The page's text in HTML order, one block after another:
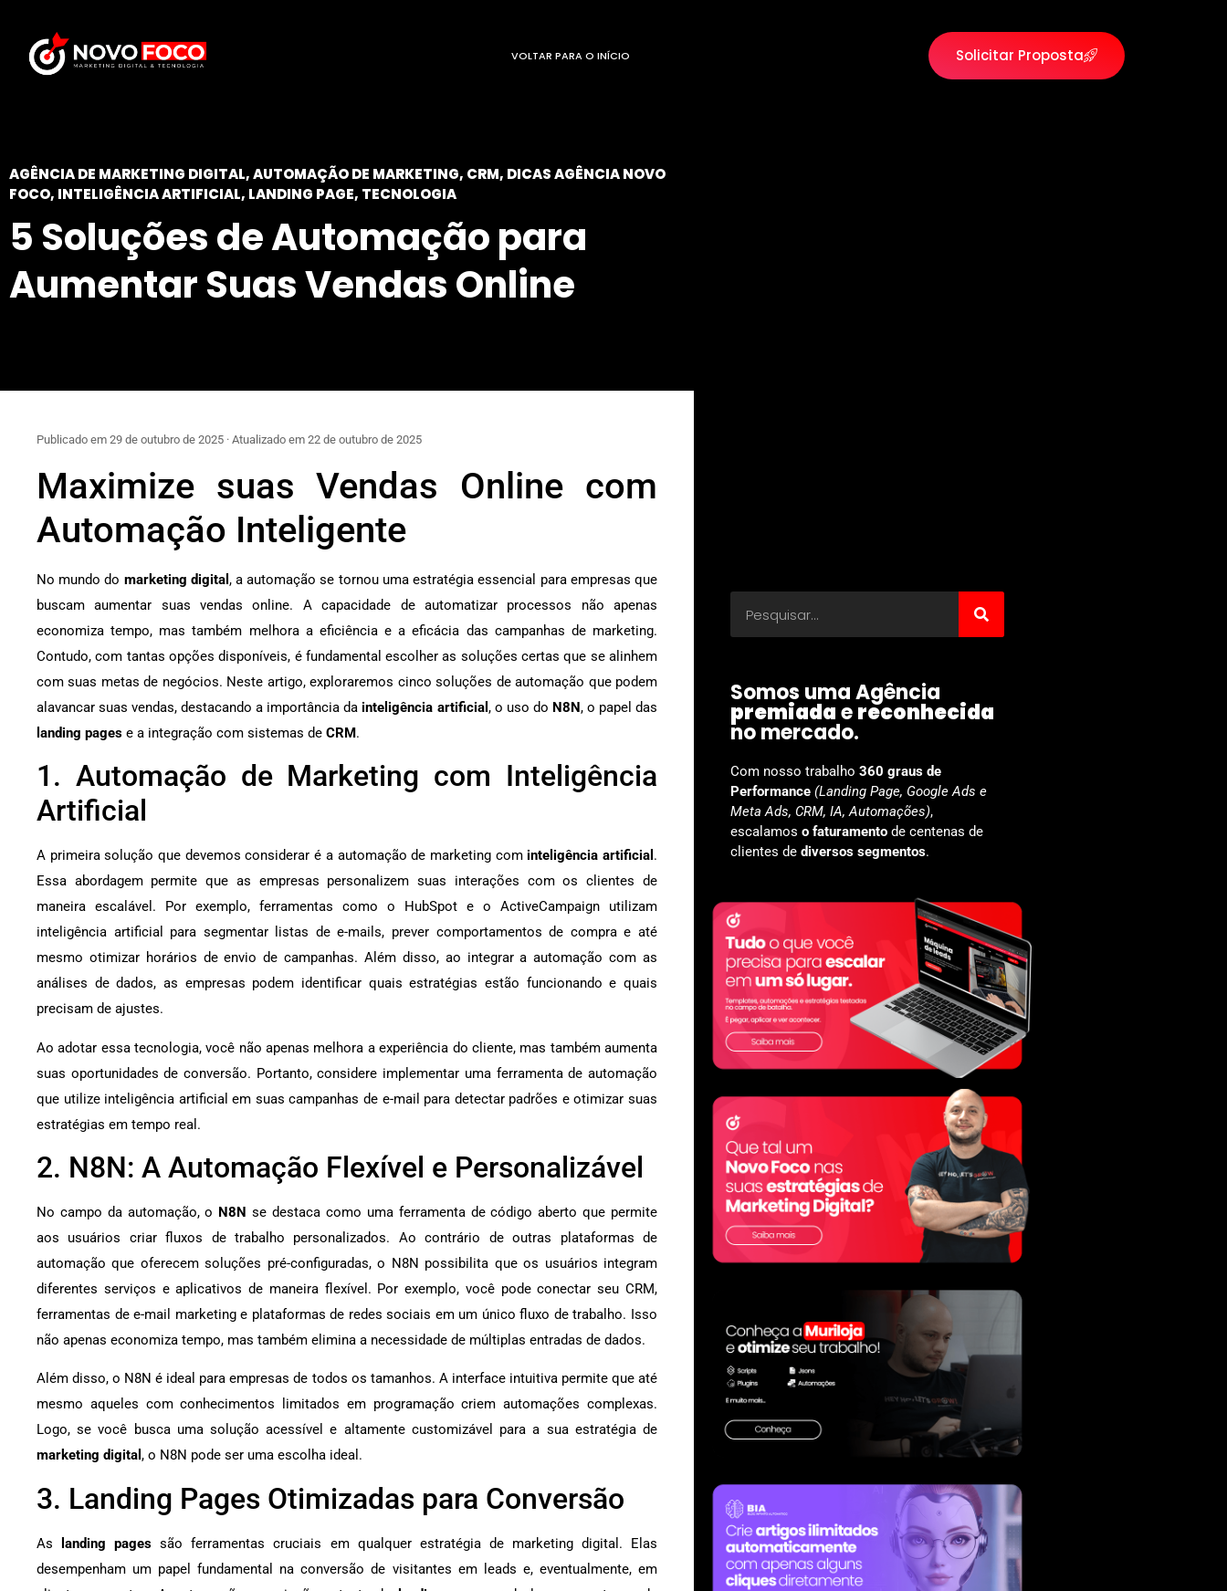
VOLTAR PARA O INÍCIO Solicitar Proposta
AGÊNCIA DE MARKETING DIGITAL,AUTOMAÇÃO DE MARKETING, CRM, DICAS AGÊNCIA NOVO
FOCO, INTELIGÊNCIA ARTIFICIAL, LANDING PAGE, TECNOLOGIA
5 Soluções de Automação para
Aumentar Suas Vendas Online
Publicado em 29 de outubro de 2025 · Atualizado em 22 de outubro de 2025
Maximize suas Vendas Online com
Automação Inteligente
No mundo do marketing digital , a automação se tornou uma estratégia essencial para empresas que
buscam aumentar suas vendas online. A capacidade de automatizar processos não apenas
economiza tempo, mas também melhora a eficiência e a eficácia das campanhas de marketing.
Contudo, com tantas opções disponíveis, é fundamental escolher as soluções certas que se alinhem
com suas metas de negócios. Neste artigo, exploraremos cinco soluções de automação que podem
alavancar suas vendas, destacando a importância da inteligência artificial , o uso do N8N, o papel das
landing pages e a integração com sistemas de CRM.
1. Automação de Marketing com Inteligência
Artificial
A primeira solução que devemos considerar é a automação de marketing com inteligência artificial .
Essa abordagem permite que as empresas personalizem suas interações com os clientes de
maneira escalável. Por exemplo, ferramentas como o HubSpot e o ActiveCampaign utilizam
inteligência artificial para segmentar listas de e-mails, prever comportamentos de compra e até
mesmo otimizar horários de envio de campanhas. Além disso, ao integrar a automação com as
análises de dados, as empresas podem identificar quais estratégias estão funcionando e quais
precisam de ajustes.
Ao adotar essa tecnologia, você não apenas melhora a experiência do cliente, mas também aumenta
suas oportunidades de conversão. Portanto, considere implementar uma ferramenta de automação
que utilize inteligência artificial em suas campanhas de e-mail para detectar padrões e otimizar suas
estratégias em tempo real.
2. N8N: A Automação Flexível e Personalizável
No campo da automação, o N8N se destaca como uma ferramenta de código aberto que permite
aos usuários criar fluxos de trabalho personalizados. Ao contrário de outras plataformas de
automação que oferecem soluções pré-configuradas, o N8N possibilita que os usuários integram
diferentes serviços e aplicativos de maneira flexível. Por exemplo, você pode conectar seu CRM,
ferramentas de e-mail marketing e plataformas de redes sociais em um único fluxo de trabalho. Isso
não apenas economiza tempo, mas também elimina a necessidade de múltiplas entradas de dados.
Além disso, o N8N é ideal para empresas de todos os tamanhos. A interface intuitiva permite que até
mesmo aqueles com conhecimentos limitados em programação criem automações complexas.
Logo, se você busca uma solução acessível e altamente customizável para a sua estratégia de
marketing digital , o N8N pode ser uma escolha ideal.
3. Landing Pages Otimizadas para Conversão
As landing pages são ferramentas cruciais em qualquer estratégia de marketing digital. Elas
desempenham um papel fundamental na conversão de visitantes em leads e, eventualmente, em
Somos uma Agência
premiadaereconhecida
no mercado.
Com nosso trabalho 360 graus de
Performance (Landing Page, Google Ads e
Meta Ads, CRM, IA, Automações),
escalamos o faturamentode centenas de
clientes de diversos segmentos.